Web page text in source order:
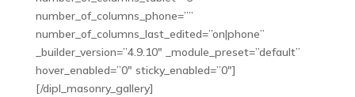
number_of_columns_phone=””
number_of_columns_last_edited=”on|phone”
_builder_version=”4.9.10″ _module_preset=”default”
hover_enabled=”0″ sticky_enabled=”0″]
[/dipl_masonry_gallery]